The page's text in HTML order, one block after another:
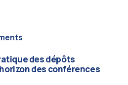
des dépôts
des conférences